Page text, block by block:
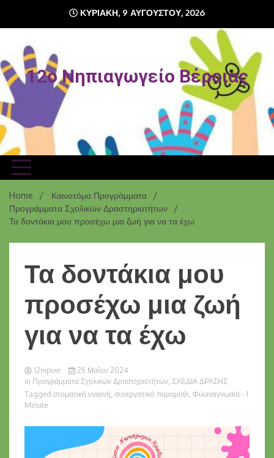
ΚΥΡΙΑΚΉ, 9 ΑΥΓΟΎΣΤΟΥ, 2026
12o Νηπιαγωγείο Βέροιας
Home
Καινοτόμα Προγράμματα
Προγράμματα Σχολικών Δραστηριοτήτων
Τα δοντάκια μου προσέχω μια ζωή για να τα έχω
Τα δοντάκια μου
προσέχω μια ζωή
για να τα έχω
12nipver
25 Μαΐου 2024
in Προγράμματα Σχολικών Δραστηριοτήτων, ΣΧΕΔΙΑ ΔΡΑΣΗΣ
Tagged στοματική υγιεινή, συνεργατικό παραμύθι, Φιλαναγνωσία - 1
Minute